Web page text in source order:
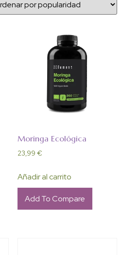
Moringa Ecológica
23,99 €
Añadir al carrito
Add To Compare